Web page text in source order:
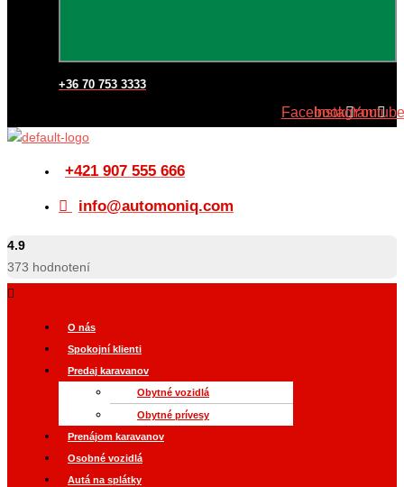
+36 70 753 3333
FacebookInstagramYoutube
+421 907 555 666
info@automoniq.com
4.9
373 hodnotení
O nás
Spokojní klienti
Predaj karavanov
Obytné vozidlá
Obytné prívesy
Prenájom karavanov
Osobné vozidlá
Autá na splátky